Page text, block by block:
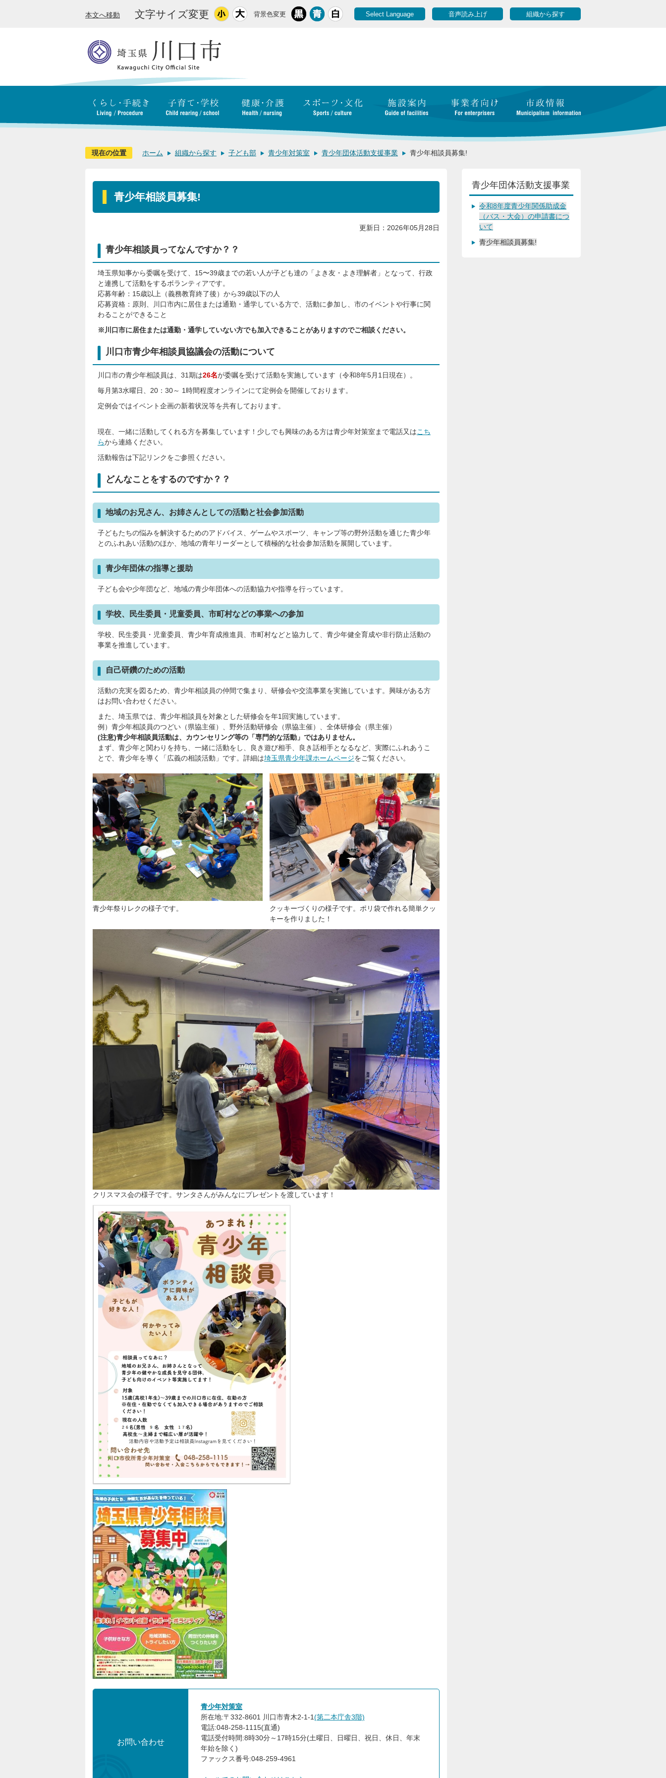
本文へ移動 文字サイズ変更 背景色変更 Select Language 音声読み上げ 組織から探す
現在の位置 ホーム 組織から探す 子ども部 青少年対策室 青少年団体活動支援事業 青少年相談員募集!
青少年相談員募集!
更新日：2026年05月28日
青少年相談員ってなんですか？？
埼玉県知事から委嘱を受けて、15〜39歳までの若い人が子ども達の「よき友・よき理解者」となって、行政
と連携して活動をするボランティアです。
応募年齢：15歳以上（義務教育終了後）から39歳以下の人
応募資格：原則、川口市内に居住または通勤・通学している方で、活動に参加し、市のイベントや行事に関
わることができること
※川口市に居住または通勤・通学していない方でも加入できることがありますのでご相談ください。
川口市青少年相談員協議会の活動について
川口市の青少年相談員は、31期は26名が委嘱を受けて活動を実施しています（令和8年5月1日現在）。
毎月第3水曜日、20：30～ 1時間程度オンラインにて定例会を開催しております。
定例会ではイベント企画の新着状況等を共有しております。
現在、一緒に活動してくれる方を募集しています！少しでも興味のある方は青少年対策室まで電話又はこち
らから連絡ください。
活動報告は下記リンクをご参照ください。
どんなことをするのですか？？
地域のお兄さん、お姉さんとしての活動と社会参加活動
子どもたちの悩みを解決するためのアドバイス、ゲームやスポーツ、キャンプ等の野外活動を通じた青少年
とのふれあい活動のほか、地域の青年リーダーとして積極的な社会参加活動を展開しています。
青少年団体の指導と援助
子ども会や少年団など、地域の青少年団体への活動協力や指導を行っています。
学校、民生委員・児童委員、市町村などの事業への参加
学校、民生委員・児童委員、青少年育成推進員、市町村などと協力して、青少年健全育成や非行防止活動の
事業を推進しています。
自己研鑽のための活動
活動の充実を図るため、青少年相談員の仲間で集まり、研修会や交流事業を実施しています。興味がある方
はお問い合わせください。
また、埼玉県では、青少年相談員を対象とした研修会を年1回実施しています。
例）青少年相談員のつどい（県協主催）、野外活動研修会（県協主催）、全体研修会（県主催）
(注意)青少年相談員活動は、カウンセリング等の「専門的な活動」ではありません。
まず、青少年と関わりを持ち、一緒に活動をし、良き遊び相手、良き話相手となるなど、実際にふれあうこ
とで、青少年を導く「広義の相談活動」です。詳細は埼玉県青少年課ホームページをご覧ください。
青少年祭りレクの様子です。
クッキーづくりの様子です。ポリ袋で作れる簡単クッ
キーを作りました！
クリスマス会の様子です。サンタさんがみんなにプレゼントを渡しています！
お問い合わせ
青少年対策室
所在地:〒332-8601 川口市青木2-1-1(第二本庁舎3階)
電話:048-258-1115(直通)
電話受付時間:8時30分～17時15分(土曜日、日曜日、祝日、休日、年末
年始を除く)
ファックス番号:048-259-4961
青少年団体活動支援事業
令和8年度青少年関係助成金
（バス・大会）の申請書につ
いて
青少年相談員募集!